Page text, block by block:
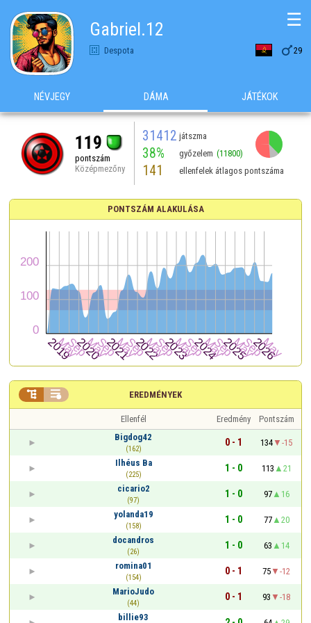
Gabriel.12
Despota 29
☰
NÉVJEGY DÁMA JÁTÉKOK
119
pontszám
Középmezőny
31412 játszma
38% győzelem (11800)
141 ellenfelek átlagos pontszáma
PONTSZÁM ALAKULÁSA
EREDMÉNYEK
 
Ellenfél Eredmény
Pontszám
Bigdog42
(162)
0 - 1 134
-15
Ilhéus Ba
(225)
1 - 0 113
21
cicario2
(97)
1 - 0 97
16
yolanda19
(158)
1 - 0 77
20
docandros
(26)
1 - 0 63
14
romina01
(154)
0 - 1 75
-12
MarioJudo
(44)
0 - 1 93
-18
billie93